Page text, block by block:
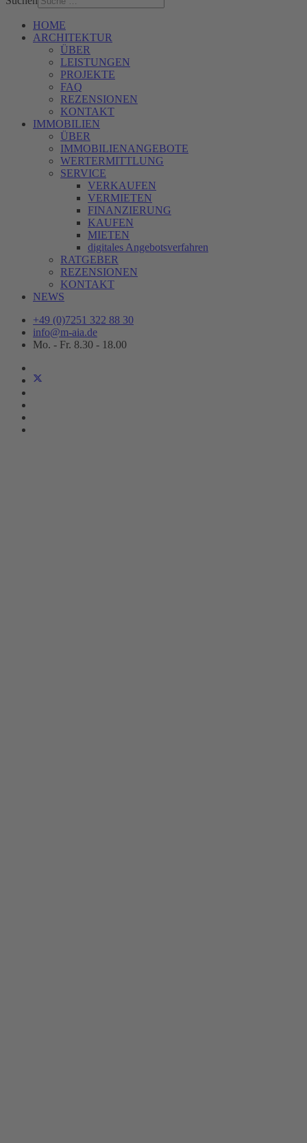
HOME
ARCHITEKTUR
ÜBER
LEISTUNGEN
PROJEKTE
FAQ
REZENSIONEN
KONTAKT
IMMOBILIEN
ÜBER
IMMOBILIENANGEBOTE
WERTERMITTLUNG
SERVICE
VERKAUFEN
VERMIETEN
FINANZIERUNG
KAUFEN
MIETEN
digitales Angebotsverfahren
RATGEBER
REZENSIONEN
KONTAKT
NEWS
+49 (0)7251 322 88 30
info@m-aia.de
Mo. - Fr. 8.30 - 18.00